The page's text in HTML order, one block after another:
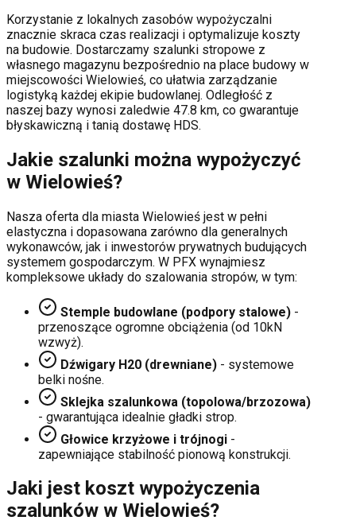
Korzystanie z lokalnych zasobów wypożyczalni
znacznie skraca czas realizacji i optymalizuje koszty
na budowie. Dostarczamy szalunki stropowe z
własnego magazynu bezpośrednio na place budowy w
miejscowości Wielowieś, co ułatwia zarządzanie
logistyką każdej ekipie budowlanej. Odległość z
naszej bazy wynosi zaledwie 47.8 km, co gwarantuje
błyskawiczną i tanią dostawę HDS.
Jakie szalunki można wypożyczyć
w Wielowieś?
Nasza oferta dla miasta Wielowieś jest w pełni
elastyczna i dopasowana zarówno dla generalnych
wykonawców, jak i inwestorów prywatnych budujących
systemem gospodarczym. W PFX wynajmiesz
kompleksowe układy do szalowania stropów, w tym:
Stemple budowlane (podpory stalowe) -
przenoszące ogromne obciążenia (od 10kN
wzwyż).
Dźwigary H20 (drewniane) - systemowe
belki nośne.
Sklejka szalunkowa (topolowa/brzozowa)
- gwarantująca idealnie gładki strop.
Głowice krzyżowe i trójnogi -
zapewniające stabilność pionową konstrukcji.
Jaki jest koszt wypożyczenia
szalunków w Wielowieś?